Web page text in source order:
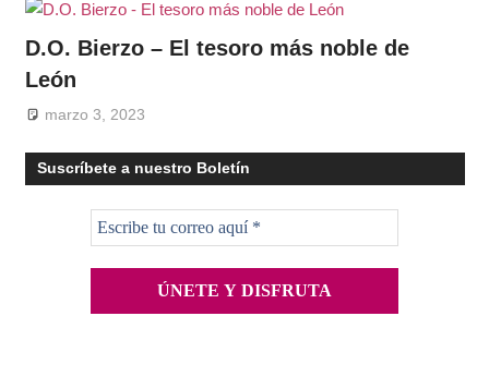
D.O. Bierzo – El tesoro más noble de
León
marzo 3, 2023
Suscríbete a nuestro Boletín